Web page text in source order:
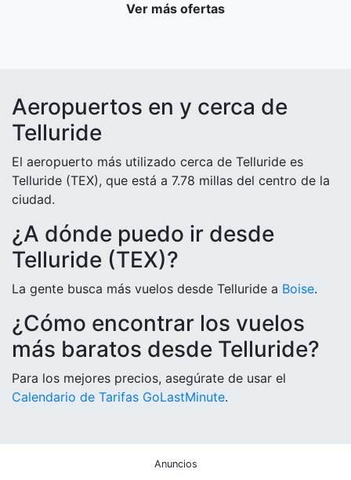
Ver más ofertas
Aeropuertos en y cerca de
Telluride
El aeropuerto más utilizado cerca de Telluride es
Telluride (TEX), que está a 7.78 millas del centro de la
ciudad.
¿A dónde puedo ir desde
Telluride (TEX)?
La gente busca más vuelos desde Telluride a Boise.
¿Cómo encontrar los vuelos
más baratos desde Telluride?
Para los mejores precios, asegúrate de usar el
Calendario de Tarifas GoLastMinute.
Anuncios